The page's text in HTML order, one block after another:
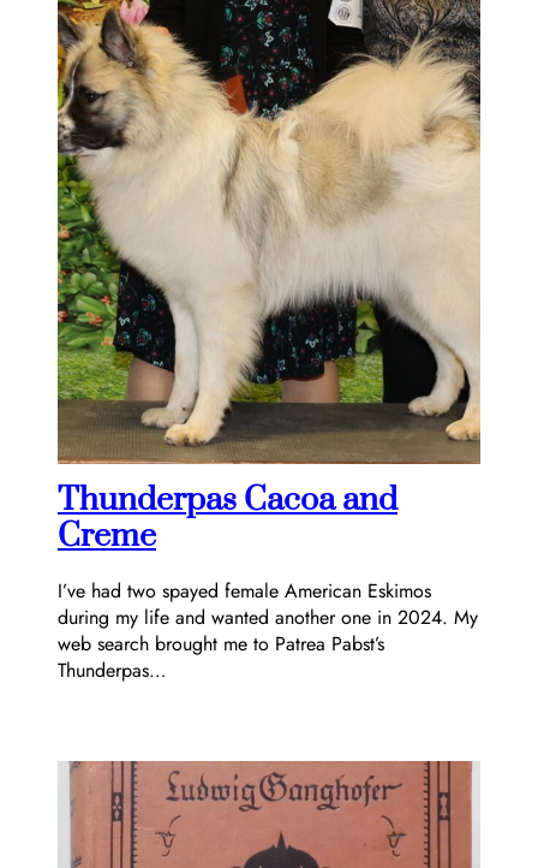
Thunderpas Cacoa and
Creme
I’ve had two spayed female American Eskimos
during my life and wanted another one in 2024. My
web search brought me to Patrea Pabst’s
Thunderpas…